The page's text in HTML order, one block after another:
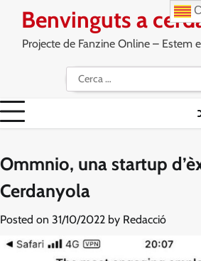
content
Benvinguts a
Projecte de Fanzine Online – Estem
Cerca:
Ommnio, una startup
Cerdanyola
Posted on 31/10/2022 by Redacció